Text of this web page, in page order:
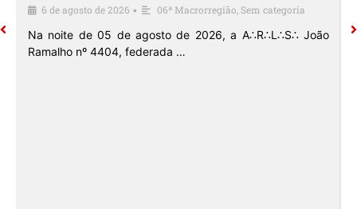
6 de agosto de 2026 • 06ª Macrorregião Sem categoria
Na noite de 05 de agosto de 2026, a A∴R∴L∴S∴ João
Ramalho nº 4404, federada …